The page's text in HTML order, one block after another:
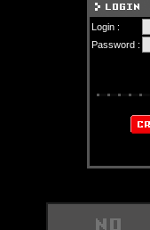
Login :
Password :